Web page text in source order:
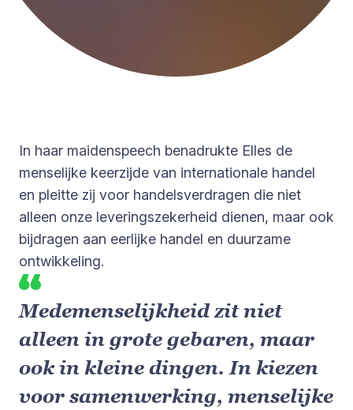
In haar maidenspeech benadrukte Elles de
menselijke keerzijde van internationale handel
en pleitte zij voor handelsverdragen die niet
alleen onze leveringszekerheid dienen, maar ook
bijdragen aan eerlijke handel en duurzame
ontwikkeling.
Medemenselijkheid zit niet
alleen in grote gebaren, maar
ook in kleine dingen. In kiezen
voor samenwerking, menselijke